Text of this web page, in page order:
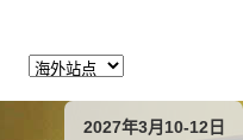
2027年3月10-12日